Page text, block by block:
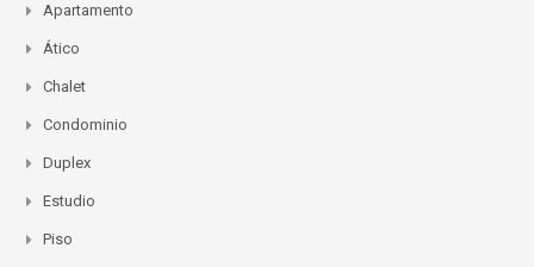
Apartamento
Ático
Chalet
Condominio
Duplex
Estudio
Piso